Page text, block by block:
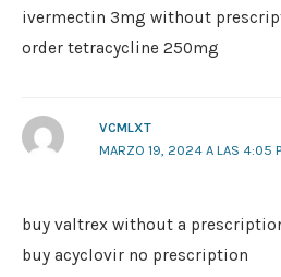
ivermectin 3mg without
order tetracycline 250mg
VCMLXT
MARZO 19, 2024 A LAS 4:05
buy valtrex without a
buy acyclovir no prescription